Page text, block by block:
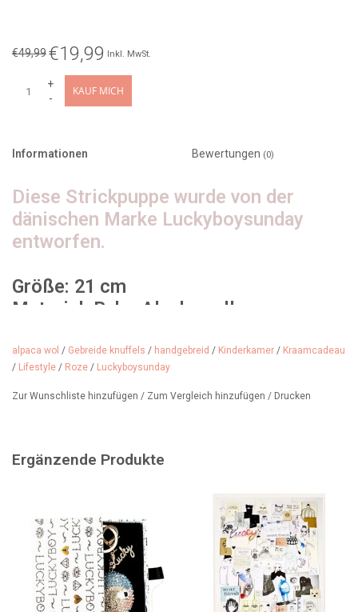
€49,99€19,99 Inkl. MwSt.
+
-
KAUF MICH
Informationen Bewertungen (0)
Diese Strickpuppe wurde von der
dänischen Marke Luckyboysunday
entworfen.
Größe: 21 cm
Material: Baby-Alpakawolle
Alter: ab 0 Jahren
Die Luckyboysunday-Puppe ist in
alpaca wol / Gebreide knuffels / handgebreid / Kinderkamer / Kraamcadeau
/ Lifestyle / Roze / Luckyboysunday
Zur Wunschliste hinzufügen / Zum Vergleich hinzufügen / Drucken
Ergänzende Produkte